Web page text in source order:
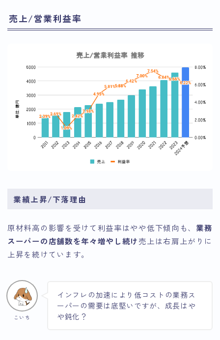
売上/営業利益率
業績上昇/下落理由
原材料高の影響を受けて利益率はやや低下傾向も、 業務
スーパーの店舗数を年々増やし続け売上は右肩上がりに
上昇を続けています。
こいち
インフレの加速により低コストの業務ス
ーパーの需要は底堅いですが、成長はや
や鈍化？